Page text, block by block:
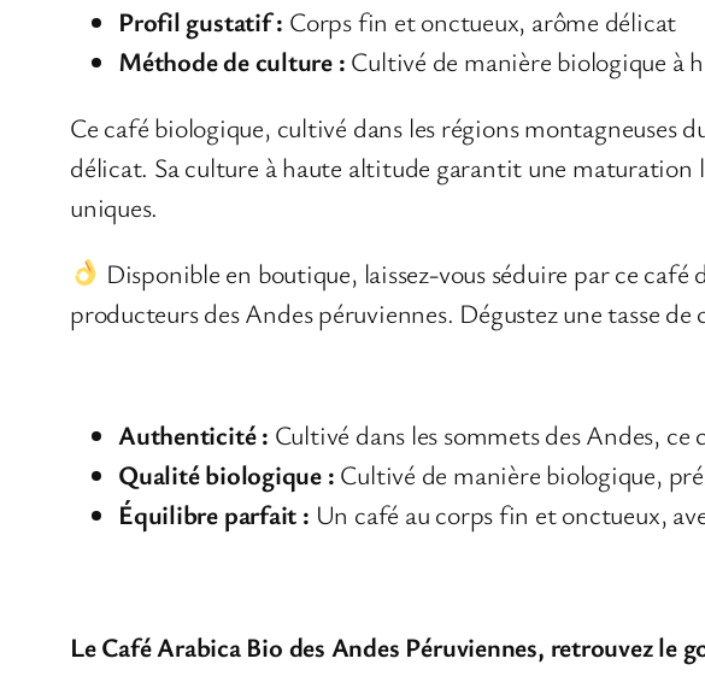
Profil gustatif : Corps fin et onctueux, arôme délicat
Méthode de culture : Cultivé de manière biologique à
Ce café biologique, cultivé dans les régions montagneuses
délicat. Sa culture à haute altitude garantit une maturation
uniques.
Disponible en boutique, laissez-vous séduire par ce
producteurs des Andes péruviennes. Dégustez une tasse
Authenticité : Cultivé dans les sommets des Andes, ce
Qualité biologique : Cultivé de manière biologique,
Équilibre parfait : Un café au corps fin et onctueux,
Le Café Arabica Bio des Andes Péruviennes, retrouvez le